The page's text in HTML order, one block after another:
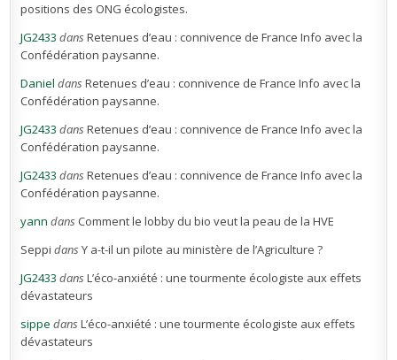
positions des ONG écologistes.
JG2433 dansRetenues d’eau : connivence de France Info avec la
Confédération paysanne.
Daniel dansRetenues d’eau : connivence de France Info avec la
Confédération paysanne.
JG2433 dansRetenues d’eau : connivence de France Info avec la
Confédération paysanne.
JG2433 dansRetenues d’eau : connivence de France Info avec la
Confédération paysanne.
yann dans Comment le lobby du bio veut la peau de la HVE
Seppi dansY a-t-il un pilote au ministère de l’Agriculture ?
JG2433 dansL’éco-anxiété : une tourmente écologiste aux effets
dévastateurs
sippe dansL’éco-anxiété : une tourmente écologiste aux effets
dévastateurs